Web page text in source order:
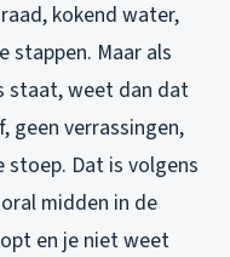
kokend water,
stappen. Maar als
staat, weet dan dat
geen verrassingen,
stoep. Dat is volgens
midden in de
en je niet weet